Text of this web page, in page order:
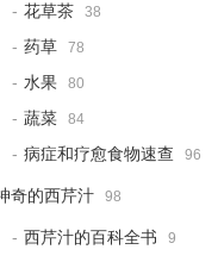
花草茶 38
药草 78
水果 80
蔬菜 84
病症和疗愈食物速查 96
奇的西芹汁 98
西芹汁的百科全书 9